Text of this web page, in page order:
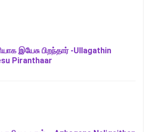
இயேசு பிறந்தார் -Ullagathin
Piranthaar